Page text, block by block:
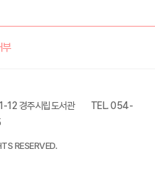
부
12 경주시립도서관
TEL. 054-
RESERVED.